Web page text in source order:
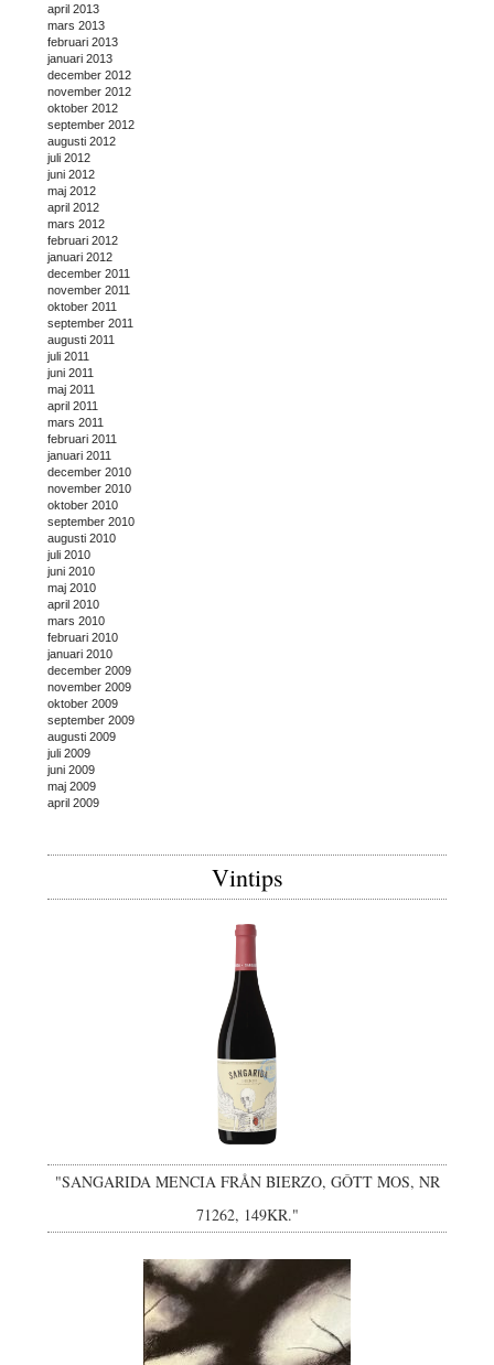
april 2013
mars 2013
februari 2013
januari 2013
december 2012
november 2012
oktober 2012
september 2012
augusti 2012
juli 2012
juni 2012
maj 2012
april 2012
mars 2012
februari 2012
januari 2012
december 2011
november 2011
oktober 2011
september 2011
augusti 2011
juli 2011
juni 2011
maj 2011
april 2011
mars 2011
februari 2011
januari 2011
december 2010
november 2010
oktober 2010
september 2010
augusti 2010
juli 2010
juni 2010
maj 2010
april 2010
mars 2010
februari 2010
januari 2010
december 2009
november 2009
oktober 2009
september 2009
augusti 2009
juli 2009
juni 2009
maj 2009
april 2009
Vintips
"SANGARIDA MENCIA FRÅN BIERZO, GÔTT MOS, NR
71262, 149KR."